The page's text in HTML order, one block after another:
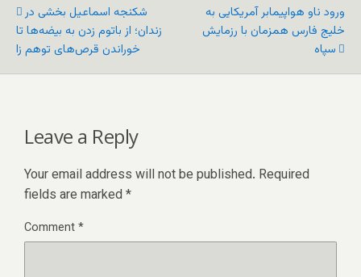
شکنجه اسماعیل بخشی در
زندان؛ از باتوم زدن به بیضه‌ها تا
خوراندن قرص‌های توهم زا
ورود ناو هواپیمابر آمریکایی به
خلیج فارس همزمان با رزمایش
سپاه
Leave a Reply
Your email address will not be published. Required
fields are marked *
Comment*